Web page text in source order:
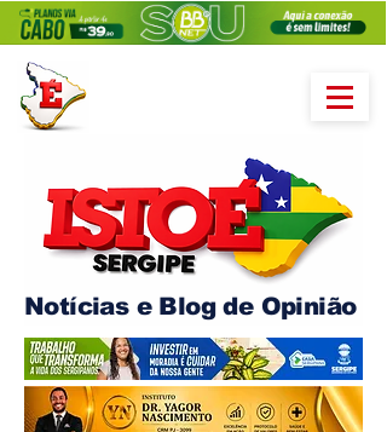
Notícias e Blog de Opinião